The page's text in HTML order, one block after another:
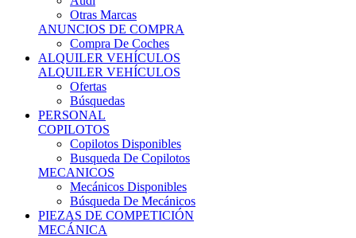
ANUNCIOS DE COMPRA
Compra De Coches
ALQUILER VEHÍCULOS
ALQUILER VEHÍCULOS
Ofertas
Búsquedas
PERSONAL
COPILOTOS
Copilotos Disponibles
Busqueda De Copilotos
MECANICOS
Mecánicos Disponibles
Búsqueda De Mecánicos
PIEZAS DE COMPETICIÓN
MECÁNICA
Motores